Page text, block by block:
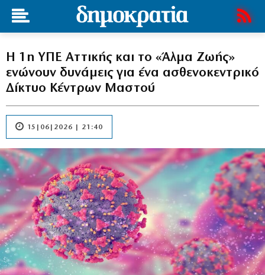
Η 1η ΥΠΕ Αττικής και το «Άλμα Ζωής»
ενώνουν δυνάμεις για ένα ασθενοκεντρικό
Δίκτυο Κέντρων Μαστού
15|06|2026 | 21:40